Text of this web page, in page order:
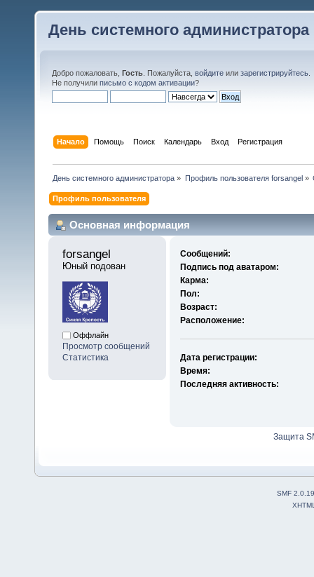
День системного администратора
Добро пожаловать, Гость . Пожалуйста, войдите или зарегистрируйтесь
Не получили письмо с кодом активации?
Начало Помощь Поиск Календарь Вход Регистрация
День системного администратора » Профиль пользователя forsangel»
Профиль пользователя
Основная информация
forsangel
Юный подован
Оффлайн
Просмотр сообщений
Статистика
Сообщений:
Подпись под аватаром:
Карма:
Пол:
Возраст:
Расположение:
Дата регистрации:
Время:
Последняя активность:
Защита
SMF 2.0.19